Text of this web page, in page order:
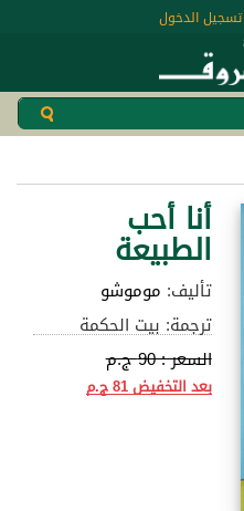
تسجيل الدخول
أنا أحب
الطبيعة
تأليف: موموشو
ترجمة: بيت الحكمة
السعر :90 ج.م
بعد التخفيض81 ج.م